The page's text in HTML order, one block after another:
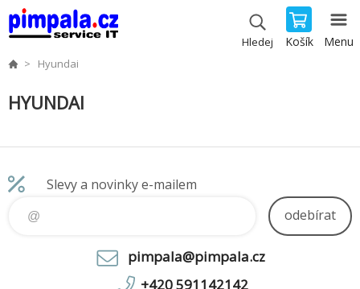
Hledej Košík Menu
Hyundai
HYUNDAI
Slevy a novinky e-mailem
odebírat
pimpala@pimpala.cz
+420 591142142